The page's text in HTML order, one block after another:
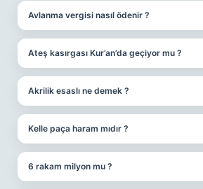
Avlanma vergisi nasıl ödenir ?
Ateş kasırgası Kur’an’da geçiyor mu ?
Akrilik esaslı ne demek ?
Kelle paça haram mıdır ?
6 rakam milyon mu ?